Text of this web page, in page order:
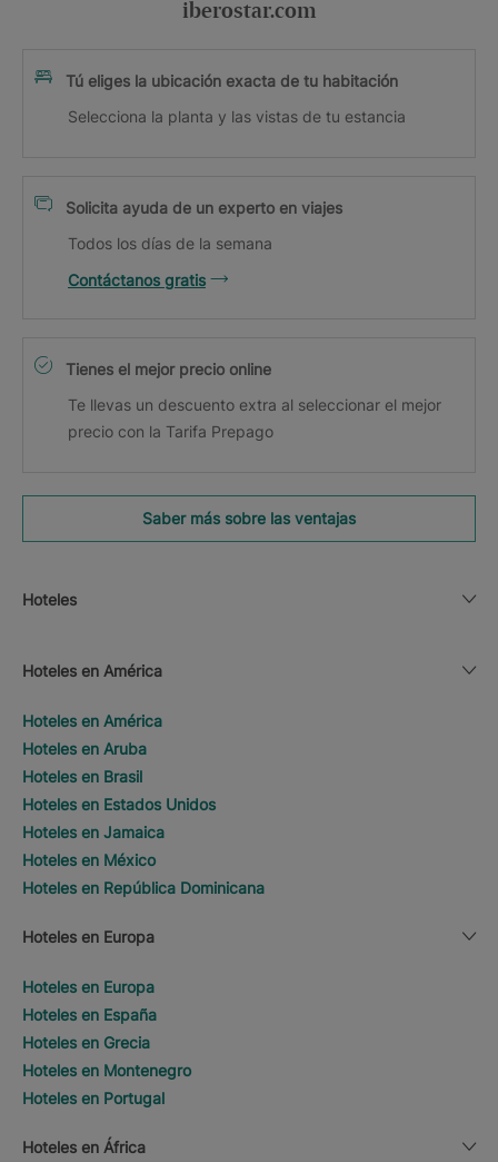
iberostar.com
Tú eliges la ubicación exacta de tu habitación
Selecciona la planta y las vistas de tu estancia
Solicita ayuda de un experto en viajes
Todos los días de la semana
Contáctanos gratis
Tienes el mejor precio online
Te llevas un descuento extra al seleccionar el mejor
precio con la Tarifa Prepago
Saber más sobre las ventajas
Hoteles
Hoteles en América
Hoteles en América
Hoteles en Aruba
Hoteles en Brasil
Hoteles en Estados Unidos
Hoteles en Jamaica
Hoteles en México
Hoteles en República Dominicana
Hoteles en Europa
Hoteles en Europa
Hoteles en España
Hoteles en Grecia
Hoteles en Montenegro
Hoteles en Portugal
Hoteles en África